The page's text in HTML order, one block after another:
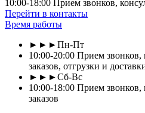
10:00-18:00 Прием звонков,
Перейти в контакты
Время работы
►►►Пн-Пт
10:00-20:00 Прием звонков,
заказов, отгрузки и
►►►Сб-Вс
10:00-18:00 Прием звонков,
заказов